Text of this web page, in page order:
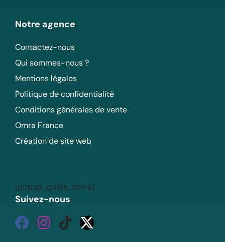
Notre agence
Contactez-nous
Qui sommes-nous ?
Mentions légales
Politique de confidentialité
Conditions générales de vente
Omra France
Création de site web
[popup_guide_omra]
Suivez-nous